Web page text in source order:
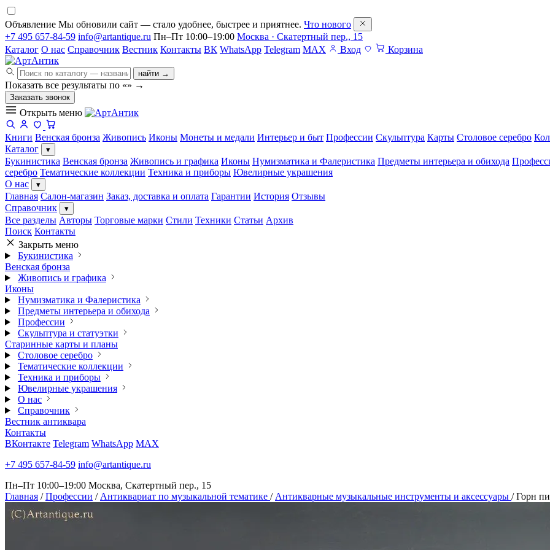
Объявление Мы обновили сайт — стало удобнее, быстрее и приятнее. Что нового
+7 495 657-84-59 info@artantique.ru Пн–Пт 10:00–19:00 Москва · Скатертный пер., 15
Каталог О нас Справочник Вестник Контакты ВК WhatsApp Telegram MAX Вход Корзина
найти →
Показать все результаты по «» →
Заказать звонок
Открыть меню
Книги Венская бронза Живопись Иконы Монеты и медали Интерьер и быт Профессии Скульптура Карты Столовое серебро
Каталог
▾
Букинистика Венская бронза Живопись и графика Иконы Нумизматика и Фалеристика Предметы интерьера и обихода
серебро Тематические коллекции Техника и приборы Ювелирные украшения
О нас
▾
Главная Салон-магазин Заказ, доставка и оплата Гарантии История Отзывы
Справочник
▾
Все разделы Авторы Торговые марки Стили Техники Статьи Архив
Поиск Контакты
Закрыть меню
Букинистика
Венская бронза
Живопись и графика
Иконы
Нумизматика и Фалеристика
Предметы интерьера и обихода
Профессии
Скульптура и статуэтки
Старинные карты и планы
Столовое серебро
Тематические коллекции
Техника и приборы
Ювелирные украшения
О нас
Справочник
Вестник антиквара
Контакты
ВКонтакте Telegram WhatsApp MAX
+7 495 657-84-59 info@artantique.ru
Пн–Пт 10:00–19:00 Москва, Скатертный пер., 15
Главная / Профессии / Антиквариат по музыкальной тематике / Антикварные музыкальные инструменты и аксессуары / Горн